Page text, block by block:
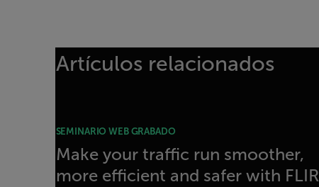
Artículos relacionados
SEMINARIO WEB GRABADO
Make your traffic run smoother,
more efficient and safer with FLIR